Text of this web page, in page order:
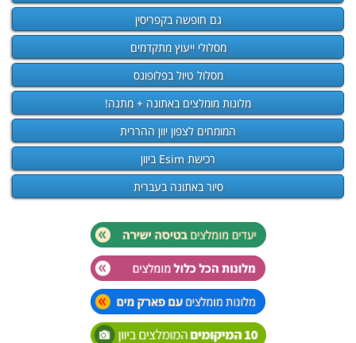
גם חופשה בקפריסין
מסלולי ייעוץ מתקדמים
מסלול טיול בפלופונס
מלונות מומלצים באתונה + מתנה!
המומחים לצפון יוון ההררית
רכישת Esim ביוון
סיור באתונה בעברית